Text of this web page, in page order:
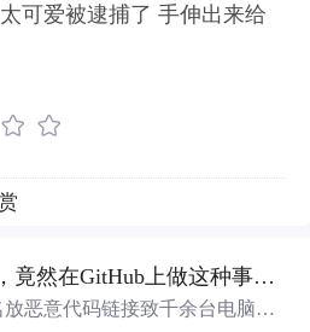
可爱被逮捕了 手伸出来给
日本码农为了萝莉，竟然在GitHub上做这种事，“
恶意代码链接致千余台电脑系